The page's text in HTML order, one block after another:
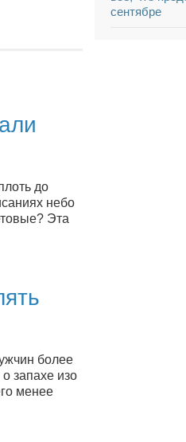
до
небо
Эта
более
запахе изо
менее
сентябре